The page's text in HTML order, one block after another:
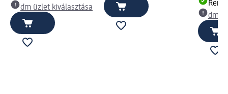
dm üzlet kiválasztása
dm